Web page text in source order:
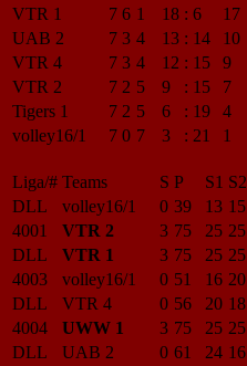
VTR 1
7 6 1 18 : 6
17
UAB 2
7 3 4 13 : 14
10
VTR 4
7 3 4 12 : 15
9
VTR 2
7 2 5 9 : 15
7
Tigers 1
7 2 5 6 : 19
4
volley16/1
7 0 7 3 : 21 1
Liga/# Teams S P S1 S2
DLL
volley16/1 0 39 13 15
4001
VTR 2 3 75 25 25
DLL
VTR 1 3 75 25 25
4003
volley16/1 0 51 16 20
DLL
VTR 4 0 56 20 18
4004
UWW 1 3 75 25 25
DLL
UAB 2 0 61 24 16